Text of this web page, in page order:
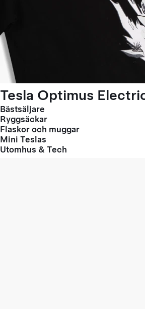
Tesla Optimus
Bästsäljare
Ryggsäckar
Flaskor och muggar
Mini Teslas
Utomhus & Tech